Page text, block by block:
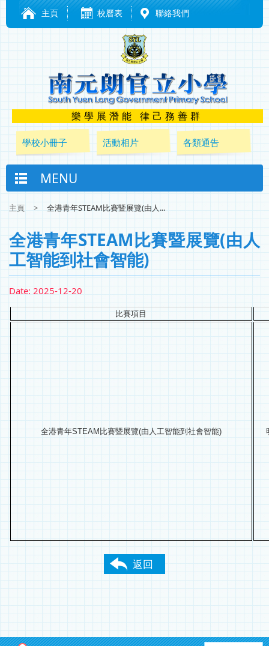
主頁 校曆表 聯絡我們
樂學展潛能 律己務善群
學校小冊子 活動相片 各類通告
MENU
主頁 > 全港青年STEAM比賽暨展覽(由人...
全港青年STEAM比賽暨展覽(由人
工智能到社會智能)
Date: 2025-12-20
比賽項目
全港青年STEAM比賽暨展覽(由人工智能到社會智能)
返回